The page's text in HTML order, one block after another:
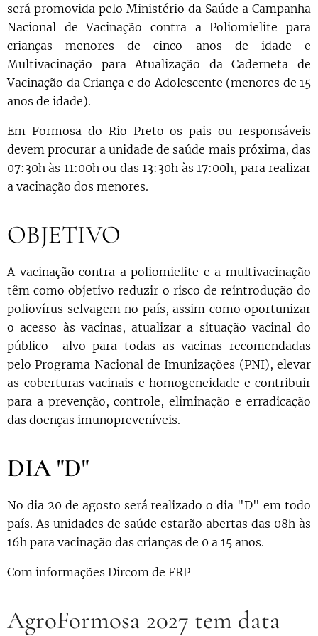
será promovida pelo Ministério da Saúde a Campanha
Nacional de Vacinação contra a Poliomielite para
crianças menores de cinco anos de idade e
Multivacinação para Atualização da Caderneta de
Vacinação da Criança e do Adolescente (menores de 15
anos de idade).
Em Formosa do Rio Preto os pais ou responsáveis
devem procurar a unidade de saúde mais próxima, das
07:30h às 11:00h ou das 13:30h às 17:00h, para realizar
a vacinação dos menores.
OBJETIVO
A vacinação contra a poliomielite e a multivacinação
têm como objetivo reduzir o risco de reintrodução do
poliovírus selvagem no país, assim como oportunizar
o acesso às vacinas, atualizar a situação vacinal do
público- alvo para todas as vacinas recomendadas
pelo Programa Nacional de Imunizações (PNI), elevar
as coberturas vacinais e homogeneidade e contribuir
para a prevenção, controle, eliminação e erradicação
das doenças imunopreveníveis.
DIA "D"
No dia 20 de agosto será realizado o dia "D" em todo
país. As unidades de saúde estarão abertas das 08h às
16h para vacinação das crianças de 0 a 15 anos.
Com informações Dircom de FRP
AgroFormosa 2027 tem data